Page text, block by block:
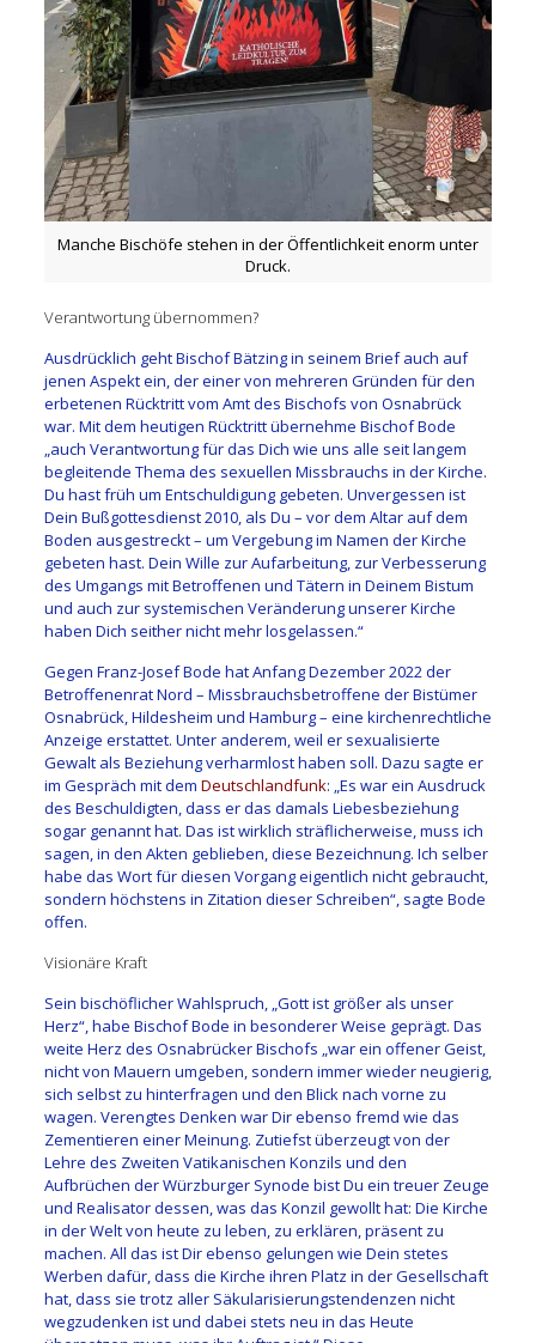
Manche Bischöfe stehen in der Öffentlichkeit enorm unter
Druck.
Verantwortung übernommen?
Ausdrücklich geht Bischof Bätzing in seinem Brief auch auf
jenen Aspekt ein, der einer von mehreren Gründen für den
erbetenen Rücktritt vom Amt des Bischofs von Osnabrück
war. Mit dem heutigen Rücktritt übernehme Bischof Bode
„auch Verantwortung für das Dich wie uns alle seit langem
begleitende Thema des sexuellen Missbrauchs in der Kirche.
Du hast früh um Entschuldigung gebeten. Unvergessen ist
Dein Bußgottesdienst 2010, als Du – vor dem Altar auf dem
Boden ausgestreckt – um Vergebung im Namen der Kirche
gebeten hast. Dein Wille zur Aufarbeitung, zur Verbesserung
des Umgangs mit Betroffenen und Tätern in Deinem Bistum
und auch zur systemischen Veränderung unserer Kirche
haben Dich seither nicht mehr losgelassen.“
Gegen Franz-Josef Bode hat Anfang Dezember 2022 der
Betroffenenrat Nord – Missbrauchsbetroffene der Bistümer
Osnabrück, Hildesheim und Hamburg – eine kirchenrechtliche
Anzeige erstattet. Unter anderem, weil er sexualisierte
Gewalt als Beziehung verharmlost haben soll. Dazu sagte er
im Gespräch mit dem Deutschlandfunk: „Es war ein Ausdruck
des Beschuldigten, dass er das damals Liebesbeziehung
sogar genannt hat. Das ist wirklich sträflicherweise, muss ich
sagen, in den Akten geblieben, diese Bezeichnung. Ich selber
habe das Wort für diesen Vorgang eigentlich nicht gebraucht,
sondern höchstens in Zitation dieser Schreiben“, sagte Bode
offen.
Visionäre Kraft
Sein bischöflicher Wahlspruch, „Gott ist größer als unser
Herz“, habe Bischof Bode in besonderer Weise geprägt. Das
weite Herz des Osnabrücker Bischofs „war ein offener Geist,
nicht von Mauern umgeben, sondern immer wieder neugierig,
sich selbst zu hinterfragen und den Blick nach vorne zu
wagen. Verengtes Denken war Dir ebenso fremd wie das
Zementieren einer Meinung. Zutiefst überzeugt von der
Lehre des Zweiten Vatikanischen Konzils und den
Aufbrüchen der Würzburger Synode bist Du ein treuer Zeuge
und Realisator dessen, was das Konzil gewollt hat: Die Kirche
in der Welt von heute zu leben, zu erklären, präsent zu
machen. All das ist Dir ebenso gelungen wie Dein stetes
Werben dafür, dass die Kirche ihren Platz in der Gesellschaft
hat, dass sie trotz aller Säkularisierungstendenzen nicht
wegzudenken ist und dabei stets neu in das Heute